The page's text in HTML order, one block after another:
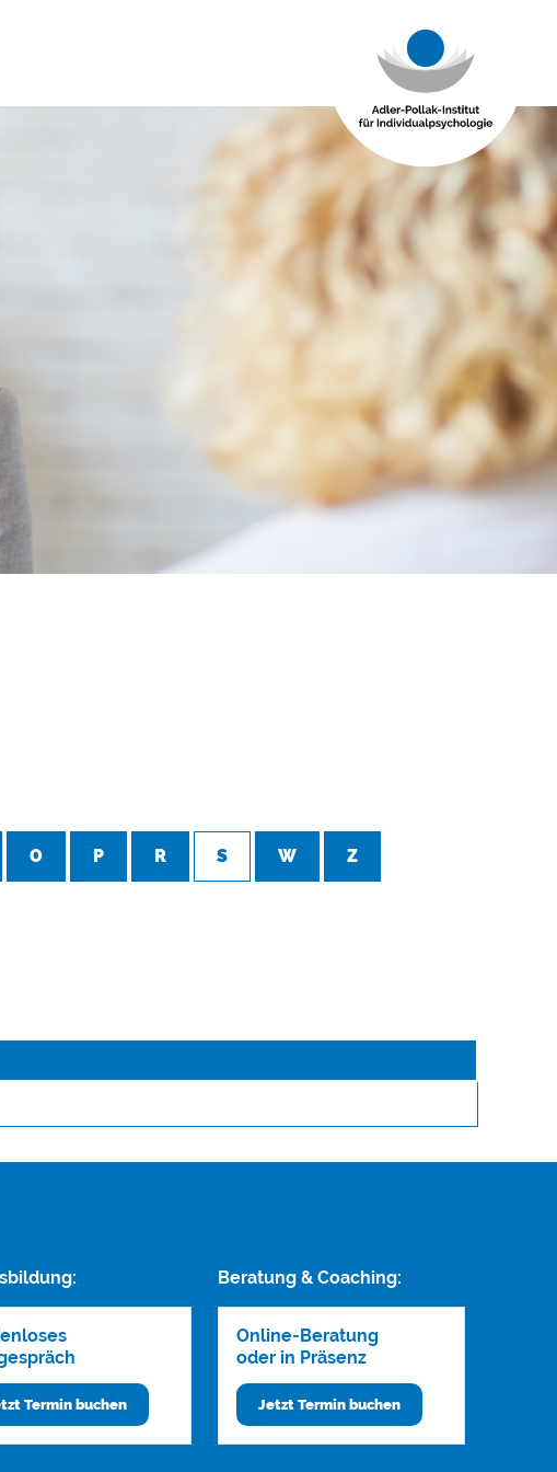
O P R S W Z
Termin buchen
Beratung & Coaching:
Online-Beratung
oder in Präsenz
Jetzt Termin buchen